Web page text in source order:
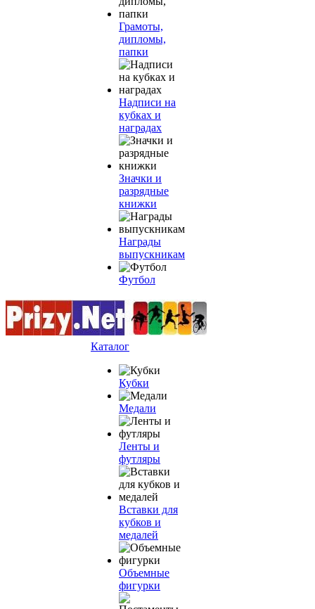
Грамоты,
дипломы,
папки
Надписи на
кубках и
наградах
Значки и
разрядные
книжки
Награды
выпускникам
Футбол
Каталог
Кубки
Медали
Ленты и
футляры
Вставки для
кубков и
медалей
Объемные
фигурки